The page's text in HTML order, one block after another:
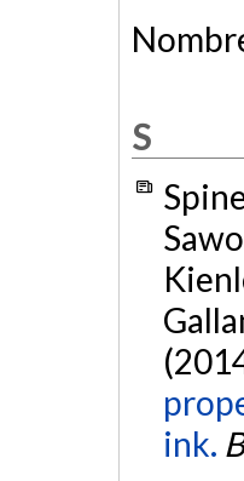
S
ink.